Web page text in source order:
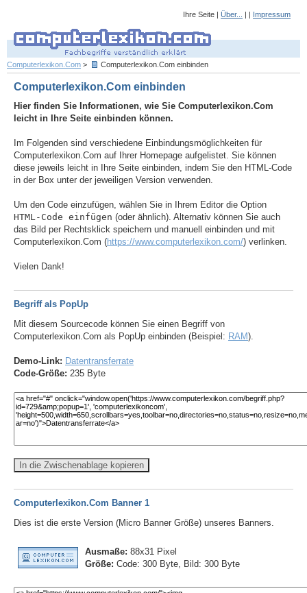
Ihre Seite | Über... | | Impressum
Computerlexikon.Com > Computerlexikon.Com einbinden
Computerlexikon.Com einbinden
Hier finden Sie Informationen, wie Sie Computerlexikon.Com
leicht in Ihre Seite einbinden können.
Im Folgenden sind verschiedene Einbindungsmöglichkeiten für
Computerlexikon.Com auf Ihrer Homepage aufgelistet. Sie können
diese jeweils leicht in Ihre Seite einbinden, indem Sie den HTML-Code
in der Box unter der jeweiligen Version verwenden.
Um den Code einzufügen, wählen Sie in Ihrem Editor die Option
HTML-Code einfügen (oder ähnlich). Alternativ können Sie auch
das Bild per Rechtsklick speichern und manuell einbinden und mit
Computerlexikon.Com (https://www.computerlexikon.com/) verlinken.
Vielen Dank!
Begriff als PopUp
Mit diesem Sourcecode können Sie einen Begriff von
Computerlexikon.Com als PopUp einbinden (Beispiel: RAM).
Demo-Link: Datentransferrate
Code-Größe: 235 Byte
In die Zwischenablage kopieren
Computerlexikon.Com Banner 1
Dies ist die erste Version (Micro Banner Größe) unseres Banners.
Ausmaße: 88x31 Pixel
Größe: Code: 300 Byte, Bild: 300 Byte